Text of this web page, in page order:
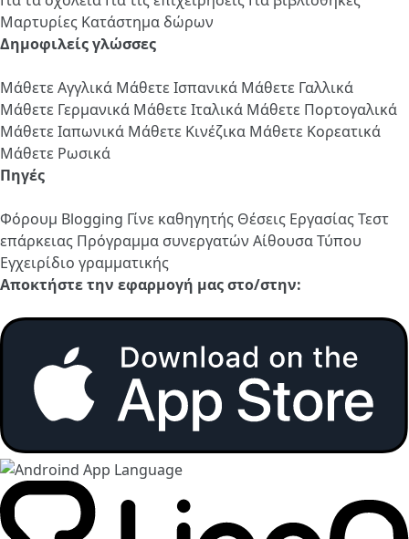
Μαρτυρίες Κατάστημα δώρων
Δημοφιλείς γλώσσες
Μάθετε Αγγλικά Μάθετε Ισπανικά Μάθετε Γαλλικά
Μάθετε Γερμανικά Μάθετε Ιταλικά Μάθετε Πορτογαλικά
Μάθετε Ιαπωνικά Μάθετε Κινέζικα Μάθετε Κορεατικά
Μάθετε Ρωσικά
Πηγές
Φόρουμ Blogging Γίνε καθηγητής Θέσεις ΕργασίαςΤεστ
επάρκειας Πρόγραμμα συνεργατών Αίθουσα Τύπου
Εγχειρίδιο γραμματικής
Αποκτήστε την εφαρμογή μας στο/στην: